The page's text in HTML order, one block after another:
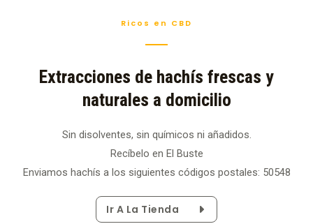
Ricos en CBD
Extracciones de hachís frescas y
naturales a domicilio
Sin disolventes, sin químicos ni añadidos.
Recíbelo en El Buste
Enviamos hachís a los siguientes códigos postales: 50548
Ir A La Tienda